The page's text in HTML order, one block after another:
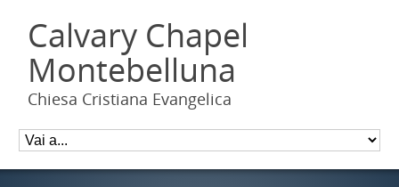
Calvary Chapel
Montebelluna
Chiesa Cristiana Evangelica